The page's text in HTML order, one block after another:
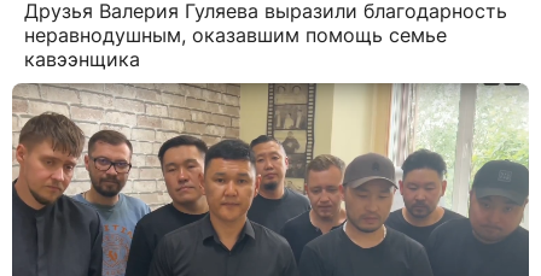
Друзья Валерия Гуляева выразили благодарность
неравнодушным, оказавшим помощь семье
кавээнщика